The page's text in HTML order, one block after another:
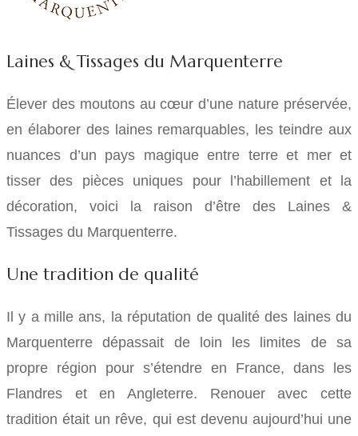
Laines & Tissages du Marquenterre
Élever des moutons au cœur d’une nature préservée,
en élaborer des laines remarquables, les teindre aux
nuances d’un pays magique entre terre et mer et
tisser des pièces uniques pour l’habillement et la
décoration, voici la raison d’être des Laines &
Tissages du Marquenterre.
Une tradition de qualité
Il y a mille ans, la réputation de qualité des laines du
Marquenterre dépassait de loin les limites de sa
propre région pour s’étendre en France, dans les
Flandres et en Angleterre. Renouer avec cette
tradition était un rêve, qui est devenu aujourd’hui une